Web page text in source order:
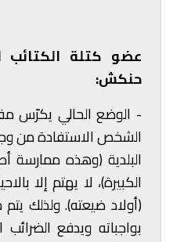
عضو كتلة الكتائب
حنكش:
- الوضع الحالي يكرّس
الشخص الاستفادة من
البلدية (وهذه ممارسة
الكبيرة)، لا يهتم إلا
(أولاد ضيعته). ولذلك
بواجباته ويدفع